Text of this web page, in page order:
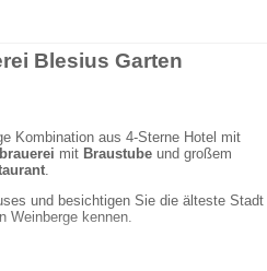
Blesius Garten
Kombination aus 4-Sterne Hotel mit
mit Braustubeund großem
.
und besichtigen Sie die älteste Stadt
Weinberge kennen.